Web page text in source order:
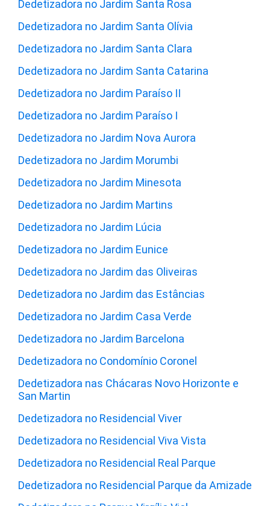
Dedetizadora no Jardim Santa Rosa
Dedetizadora no Jardim Santa Olívia
Dedetizadora no Jardim Santa Clara
Dedetizadora no Jardim Santa Catarina
Dedetizadora no Jardim Paraíso II
Dedetizadora no Jardim Paraíso I
Dedetizadora no Jardim Nova Aurora
Dedetizadora no Jardim Morumbi
Dedetizadora no Jardim Minesota
Dedetizadora no Jardim Martins
Dedetizadora no Jardim Lúcia
Dedetizadora no Jardim Eunice
Dedetizadora no Jardim das Oliveiras
Dedetizadora no Jardim das Estâncias
Dedetizadora no Jardim Casa Verde
Dedetizadora no Jardim Barcelona
Dedetizadora no Condomínio Coronel
Dedetizadora nas Chácaras Novo Horizonte e
San Martin
Dedetizadora no Residencial Viver
Dedetizadora no Residencial Viva Vista
Dedetizadora no Residencial Real Parque
Dedetizadora no Residencial Parque da Amizade